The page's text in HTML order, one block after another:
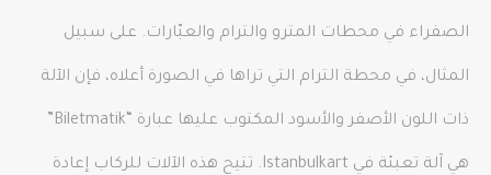
الصفراء في محطات المترو والترام والعبّارات. على سبيل
المثال، في محطة الترام التي تراها في الصورة أعلاه، فإن الآلة
ذات اللون الأصفر والأسود المكتوب عليها عبارة “Biletmatik”
هي آلة تعبئة في Istanbulkart. تتيح هذه الآلات للركاب إعادة